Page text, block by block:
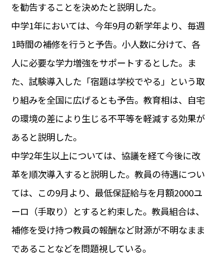
#アルザス地方
#フランスの地方 #フロマージュ
を勧告することを決めたと説明した。
中学1年においては、今年9月の新学年より、毎週
1時間の補修を行うと予告。小人数に分けて、各
人に必要な学力増強をサポートするとした。ま
た、試験導入した「宿題は学校でやる」という取
り組みを全国に広げるとも予告。教育相は、自宅
の環境の差により生じる不平等を軽減する効果が
あると説明した。
中学2年生以上については、協議を経て今後に改
革を順次導入すると説明した。教員の待遇につい
ては、この9月より、最低保証給与を月額2000ユ
ーロ（手取り）とすると約束した。教員組合は、
補修を受け持つ教員の報酬など財源が不明なまま
であることなどを問題視している。